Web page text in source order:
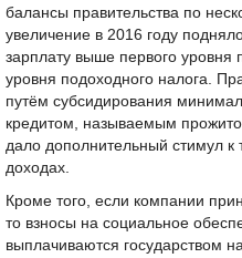
балансы правительства по
увеличение в 2016 году
зарплату выше первого уровня
уровня подоходного налога.
путём субсидирования
кредитом, называемым
дало дополнительный стимул к
доходах.
Кроме того, если компании
то взносы на социальное
выплачиваются государством